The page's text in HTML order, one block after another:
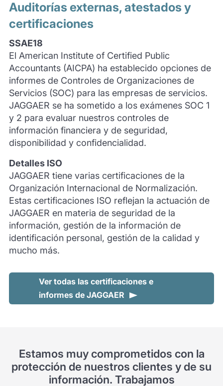
Auditorías externas, atestados y
certificaciones
SSAE18
El American Institute of Certified Public
Accountants (AICPA) ha establecido opciones de
informes de Controles de Organizaciones de
Servicios (SOC) para las empresas de servicios.
JAGGAER se ha sometido a los exámenes SOC 1
y 2 para evaluar nuestros controles de
información financiera y de seguridad,
disponibilidad y confidencialidad.
Detalles ISO
JAGGAER tiene varias certificaciones de la
Organización Internacional de Normalización.
Estas certificaciones ISO reflejan la actuación de
JAGGAER en materia de seguridad de la
información, gestión de la información de
identificación personal, gestión de la calidad y
mucho más.
Ver todas las certificaciones e
informes de JAGGAER
Estamos muy comprometidos con la
protección de nuestros clientes y de su
información. Trabajamos